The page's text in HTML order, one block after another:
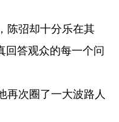
陈弨却十分乐在其
回答观众的每一个问
次圈了一大波路人